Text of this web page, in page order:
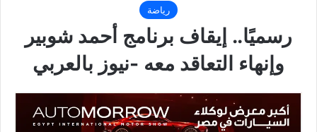
رياضة
رسميًا.. إيقاف برنامج أحمد شوبير
وإنهاء التعاقد معه -نيوز بالعربي